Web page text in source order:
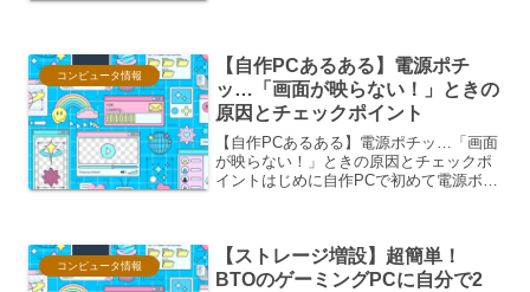
強力な噴射力ゆえに、使い...
コンピュータ情報
【自作PCあるある】電源ポチ
ッ…「画面が映らない！」ときの
原因とチェックポイント
【自作PCあるある】電源ポチッ…「画面
が映らない！」ときの原因とチェックポ
イントはじめに自作PCで初めて電源ボタ
らませていたはずが、無...
コンピュータ情報
【ストレージ増設】超簡単！
BTOのゲーミングPCに自分で2